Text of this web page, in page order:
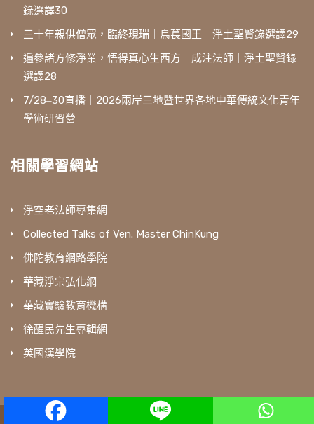
錄選譯30
三十年親供僧眾，臨終現瑞｜烏萇國王｜淨土聖賢錄選譯29
遍參諸方修淨業，悟得真心生西方｜成注法師｜淨土聖賢錄
選譯28
7/28‒30直播｜2026兩岸三地暨世界各地中華傳統文化青年
學術研習營
相關學習網站
淨空老法師專集網
Collected Talks of Ven. Master ChinKung
佛陀教育網路學院
華藏淨宗弘化網
華藏實驗教育機構
徐醒民先生專輯網
英國漢學院